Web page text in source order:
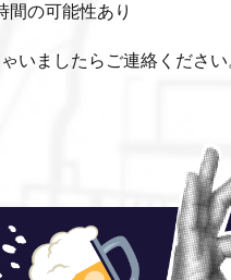
間の可能性あり
いましたらご連絡くださ